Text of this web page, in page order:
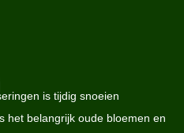
is tijdig snoeien
het belangrijk oude bloemen en